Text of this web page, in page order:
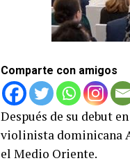
Comparte con amigos
Después de su debut
violinista dominicana
el Medio Oriente.